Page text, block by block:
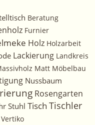
Beratung
Furnier
Holz Holzarbeit
Lackierung Landkreis
Matt Möbelbau
Nussbaum
Rosengarten
Stuhl Tisch Tischler
Vertiko